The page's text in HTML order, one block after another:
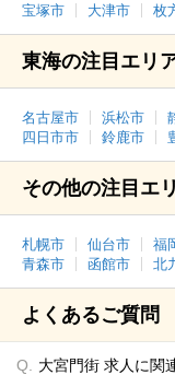
宝塚市
大津市 枚
東海の注目エリ
名古屋市 浜松市
四日市市
鈴鹿市
その他の注目エ
札幌市 仙台市 福
青森市
函館市 北
よくあるご質問
大宮門街 求人に関